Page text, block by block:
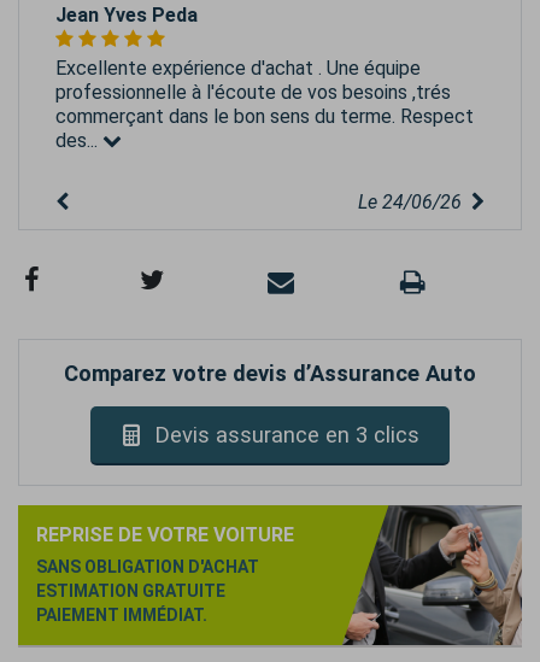
Jean Yves Peda
Excellente expérience d'achat . Une équipe
professionnelle à l'écoute de vos besoins ,trés
commerçant dans le bon sens du terme. Respect
des...
Le 24/06/26
Comparez votre devis d’Assurance Auto
Devis assurance en 3 clics
REPRISE DE VOTRE VOITURE
SANS OBLIGATION D'ACHAT
ESTIMATION GRATUITE
PAIEMENT IMMÉDIAT.